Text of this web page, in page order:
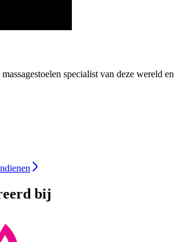
specialist van deze wereld en
bij